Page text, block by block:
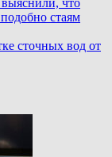
стаям
сточных вод от